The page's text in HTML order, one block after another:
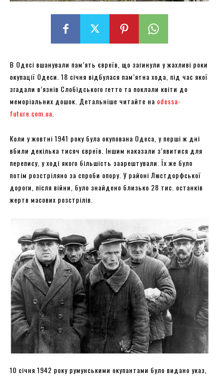
В Одесі вшанували пам’ять євреїв, що загинули у жахливі роки
окупації Одеси. 18 січня відбулася пам’ятна хода, під час якої
згадали в’язнів Слобідського гетто та поклали квіти до
меморіальних дошок. Детальніше читайте на odessa-
future.com.ua
Коли у жовтні 1941 року була окупована Одеса, у перші ж дні
вбили декілька тисяч євреїв. Іншим наказали з’явитися для
перепису, у ході якого більшість заарештували. Їх же було
потім розстріляно за спроби опору. У районі Люстдорфської
дороги, після війни, було знайдено близько 28 тис. останків
жертв масових розстрілів.
10 січня 1942 року румунськими окупантами було видано указ,